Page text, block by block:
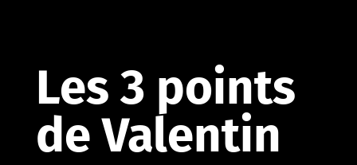
Les 3 points
de Valentin